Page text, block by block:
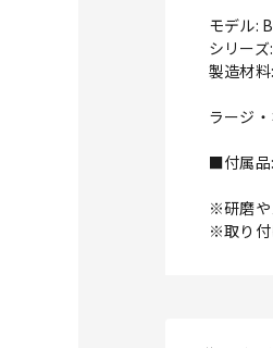
モデル:
シリー
製造材
ラージ
■付属品
※研磨や
※取り付